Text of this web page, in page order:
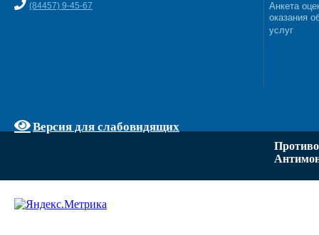
(84457) 9-45-67
Версия для слабовидящих
Анкета
оказания
услуг